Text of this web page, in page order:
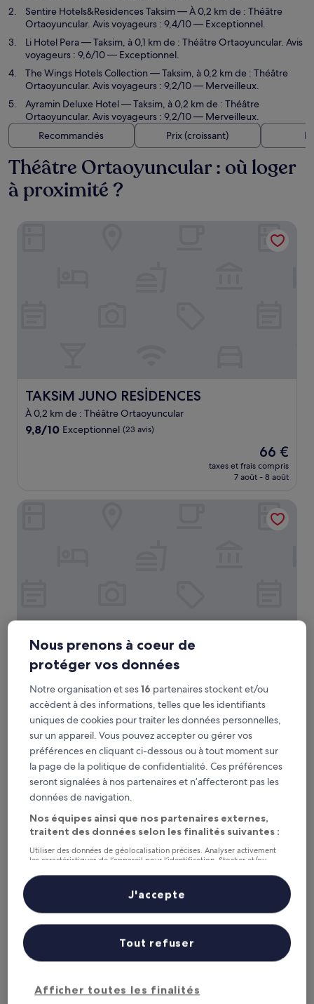
Sentire Hotels&Residences Taksim— À 0,2 km de : Théâtre
Ortaoyuncular. Avis voyageurs : 9,4/10 — Exceptionnel.
Li Hotel Pera— Taksim, à 0,1 km de : Théâtre Ortaoyuncular. Avis
voyageurs : 9,6/10 — Exceptionnel.
The Wings Hotels Collection— Taksim, à 0,2 km de : Théâtre
Ortaoyuncular. Avis voyageurs : 9,2/10 — Merveilleux.
Ayramin Deluxe Hotel— Taksim, à 0,2 km de : Théâtre
Ortaoyuncular. Avis voyageurs : 9,2/10 — Merveilleux.
Recommandés
Prix (croissant)
Théâtre Ortaoyuncular : où loger
à proximité ?
TAKSiM JUNO RESİDENCES
TAKSiM JUNO RESİDENCES
À 0,2 km de : Théâtre Ortaoyuncular
9.8
9,8/10 Exceptionnel (23 avis)
Le
nouveau
prix
de
66 €
66 €
taxes et frais compris
7 août - 8 août
Sentire Hotels&Residences Taksim
Sentire Hotels&Residences Taksim
À 0,2 km de : Théâtre Ortaoyuncular
9.4
sur
10,
Exceptionnel,
(203 avis)
9,4/10 Exceptionnel (203 avis)
Le
prix
est
de
99 €
taxes et frais compris
7 août - 8 août
Li Hotel Pera
Li Hotel Pera
9.6
sur
9,6/10 Exceptionnel (30 avis)
Li Hotel Pera
Nous prenons à coeur de
protéger vos données
Notre organisation et ses16 partenaires stockent et/ou
accèdent à des informations, telles que les identifiants
uniques de cookies pour traiter les données personnelles,
sur un appareil. Vous pouvez accepter ou gérer vos
préférences en cliquant ci-dessous ou à tout moment sur
la page de la politique de confidentialité. Ces préférences
seront signalées à nos partenaires et n’affecteront pas les
données de navigation.
Nos équipes ainsi que nos partenaires externes,
traitent des données selon les finalités suivantes :
Utiliser des données de géolocalisation précises. Analyser activement
les caractéristiques de l’appareil pour l’identification. Stocker et/ou
personnalisés, mesure de performance des publicités et du contenu,
études d’audience et développement de services.
Liste de nos partenaires (fournisseurs)
Afficher toutes les finalités
Tout refuser
J'accepte